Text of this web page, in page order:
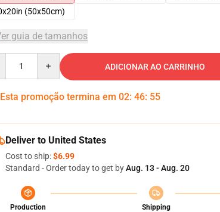
(50x50cm)
guia de tamanhos
ADICIONAR AO CARRINHO
Esta promoção termina em 02: 46: 54
Deliver to United States
Cost to ship:$6.99
Standard - Order today to get byAug. 13 - Aug. 20
Production
Shipping